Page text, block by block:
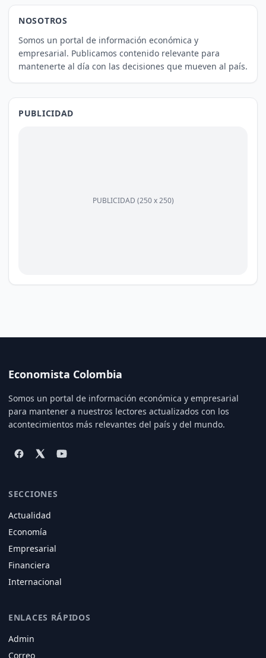
NOSOTROS
Somos un portal de información económica y
empresarial. Publicamos contenido relevante para
mantenerte al día con las decisiones que mueven al país.
PUBLICIDAD
PUBLICIDAD (250 x 250)
Economista Colombia
Somos un portal de información económica y empresarial
para mantener a nuestros lectores actualizados con los
acontecimientos más relevantes del país y del mundo.
SECCIONES
Actualidad
Economía
Empresarial
Financiera
Internacional
ENLACES RÁPIDOS
Admin
Correo